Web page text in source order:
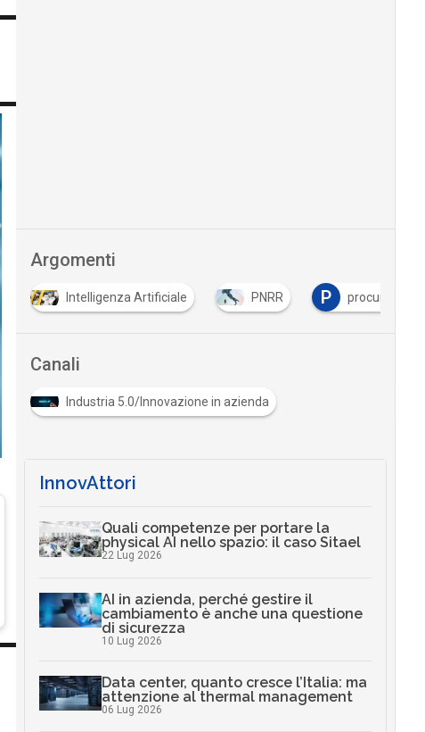
Argomenti
Intelligenza Artificiale PNRR P procurement
Canali
Industria 5.0/Innovazione in azienda
InnovAttori
Quali competenze per portare la
physical AI nello spazio: il caso Sitael
22 Lug 2026
AI in azienda, perché gestire il
cambiamento è anche una questione
di sicurezza
10 Lug 2026
Data center, quanto cresce l’Italia: ma
attenzione al thermal management
06 Lug 2026